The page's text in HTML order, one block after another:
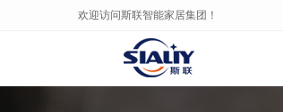
欢迎访问斯联智能家居集团！